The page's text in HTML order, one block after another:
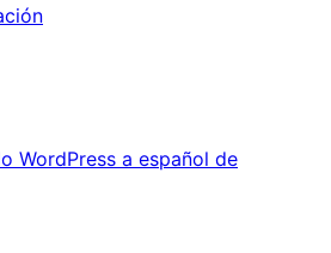
WordPress a español de